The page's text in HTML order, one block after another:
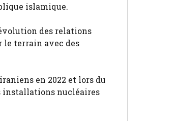
islamique.
des relations
le terrain avec des
en 2022 et lors du
installations nucléaires